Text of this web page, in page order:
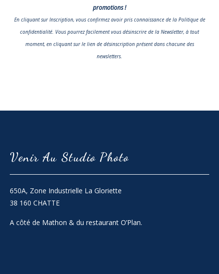
promotions !
En cliquant sur Inscription, vous confirmez avoir pris connaissance de la Politique de
confidentialité . Vous pourrez facilement vous désinscrire de la Newsletter, à tout
moment, en cliquant sur le lien de désinscription présent dans chacune des
newsletters.
Venir Au Studio Photo
650A, Zone Industrielle La Gloriette
38 160 CHATTE
A côté de Mathon & du restaurant O’Plan.